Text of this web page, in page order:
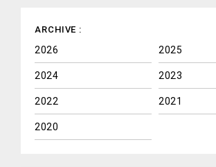
ARCHIVE :
2026 2025
2024 2023
2022 2021
2020